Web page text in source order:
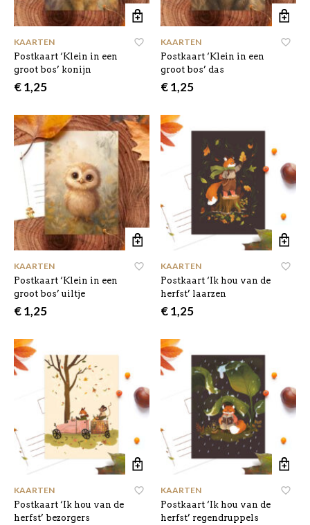
KAARTEN
Postkaart ‘Klein in een
groot bos’ konijn
€1,25
KAARTEN
Postkaart ‘Klein in een
groot bos’ das
€1,25
KAARTEN
Postkaart ‘Klein in een
groot bos’ uiltje
€1,25
KAARTEN
Postkaart ‘Ik hou van de
herfst’ laarzen
€1,25
KAARTEN
Postkaart ‘Ik hou van de
herfst’ bezorgers
KAARTEN
Postkaart ‘Ik hou van de
herfst’ regendruppels